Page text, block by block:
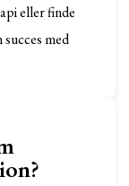
eller finde
med